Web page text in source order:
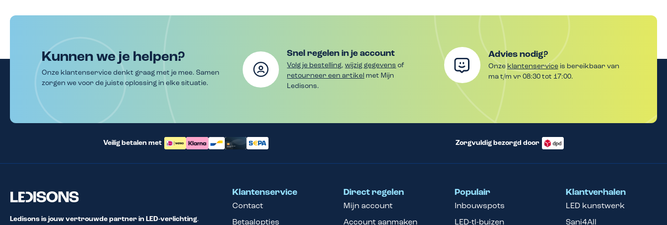
Kunnen we je helpen?
Onze klantenservice denkt graag met je mee. Samen
zorgen we voor de juiste oplossing in elke situatie.
Snel regelen in je account
Volg je bestelling,wijzig gegevens of
retourneer een artikel met Mijn
Ledisons.
Advies nodig?
Onze klantenserviceis bereikbaar van
ma t/m vr 08:30 tot 17:00.
Veilig betalen met Zorgvuldig bezorgd door
Ledisons is jouw vertrouwde partner in LED-verlichting.
Klantenservice
Contact
Betaalopties
Direct regelen
Mijn account
Account aanmaken
Populair
Inbouwspots
LED-tl-buizen
Klantverhalen
LED kunstwerk
Sani4All